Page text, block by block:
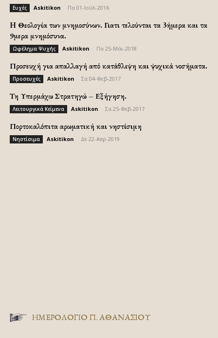
Ευχές Askitikon Πα 01-Ιούλ-2016
H Θεολογία των μνημοσύνων. Γιατι τελούνται τα 3ήμερα και τα
9μερα μνημόσυνα.
Ωφέλημα Ψυχής Askitikon Πα 25-Μάι-2018
Προσευχή για απαλλαγή από κατάθλιψη και ψυχικά νοσήματα.
Προσευχές Askitikon Σα 04-Φεβ-2017
Τη Υπερμάχω Στρατηγώ – Εξήγηση.
Λειτουργικά Κείμενα Askitikon Σα 25-Φεβ-2017
Πορτοκαλόπιτα αρωματική και νηστίσιμη
Νηστίσιμα Askitikon Δε 22-Απρ-2019
ΗΜΕΡΟΛΟΓΙΟ Π. ΑΘΑΝΑΣΙΟΥ